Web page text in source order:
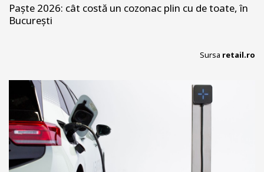
Paște 2026: cât costă un cozonac plin cu de toate, în
București
Sursa retail.ro